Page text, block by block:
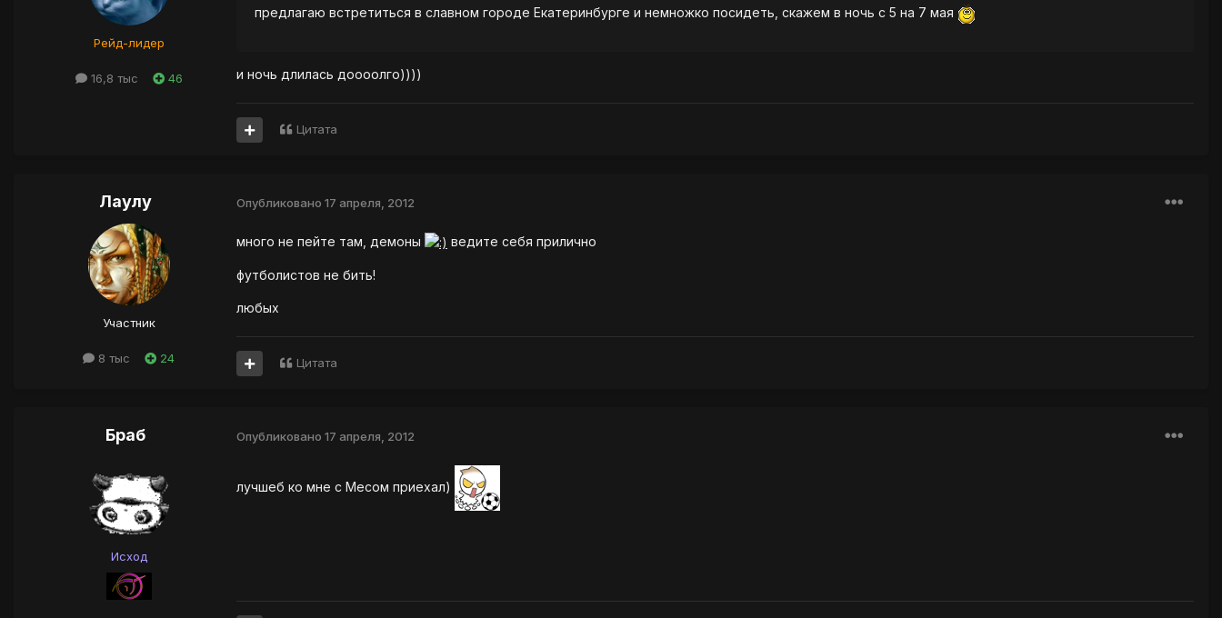
Рейд-лидер
16,8 тыс 46
предлагаю встретиться в славном городе Екатеринбурге и немножко посидеть, скажем в ночь с 5 на 7 мая
и ночь длилась доооолго))))
Цитата
Лаулу
Участник
8 тыс 24
Опубликовано 17 апреля, 2012
много не пейте там, демоны ведите себя прилично
футболистов не бить!
любых
Цитата
Браб
Исход
Опубликовано 17 апреля, 2012
лучшеб ко мне с Месом приехал)